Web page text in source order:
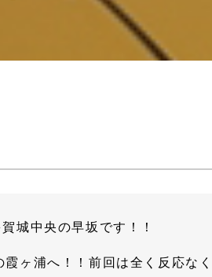
城中央の早坂です！！
霞ヶ浦へ！！前回は全く反応な